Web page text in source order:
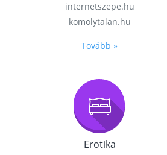
internetszepe.hu
komolytalan.hu
Tovább »
Erotika